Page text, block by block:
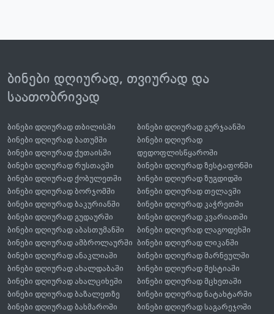
ბინები დღიურად, თვიურად და
საათობრივად
ბინები დღიურად თბილისში
ბინები დღიურად ბათუმში
ბინები დღიურად ქუთაისში
ბინები დღიურად რუსთავში
ბინები დღიურად ქობულეთში
ბინები დღიურად ბორჯომში
ბინები დღიურად ბაკურიანში
ბინები დღიურად გუდაურში
ბინები დღიურად აბასთუმანში
ბინები დღიურად ამბროლაურში
ბინები დღიურად ანაკლიაში
ბინები დღიურად ახალდაბაში
ბინები დღიურად ახალციხეში
ბინები დღიურად ბაზალეთზე
ბინები დღიურად ბახმაროში
ბინები დღიურად გურჯაანში
ბინები დღიურად
დედოფლისწყაროში
ბინები დღიურად ზესტაფონში
ბინები დღიურად ზუგდიდში
ბინები დღიურად თელავში
ბინები დღიურად კაჭრეთში
ბინები დღიურად კვარიათში
ბინები დღიურად ლაგოდეხში
ბინები დღიურად ლიკანში
ბინები დღიურად მარნეულში
ბინები დღიურად მესტიაში
ბინები დღიურად მცხეთაში
ბინები დღიურად ნატახტარში
ბინები დღიურად საგარეჯოში